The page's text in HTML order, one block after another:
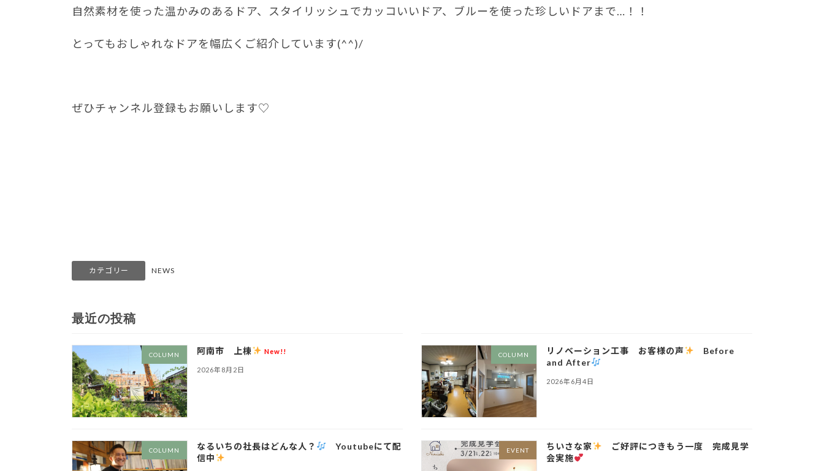
自然素材を使った温かみのあるドア、スタイリッシュでカッコいいドア、ブルーを使った珍しいドアまで…！！
とってもおしゃれなドアを幅広くご紹介しています(^^)/
ぜひチャンネル登録もお願いします♡
カテゴリー NEWS
最近の投稿
COLUMN 阿南市 上棟 New!!
2026年8月2日
COLUMN リノベーション工事 お客様の声
Before
and After
2026年6月4日
COLUMN なるいちの社長はどんな人？
Youtubeにて配
信中
EVENT ちいさな家
ご好評につきもう一度 完成見学
会実施